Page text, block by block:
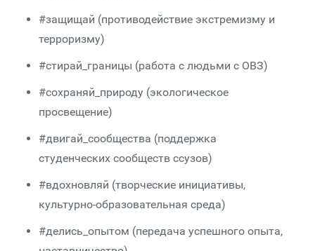
#защищай (противодействие экстремизму и
терроризму)
#стирай_границы (работа с людьми с ОВЗ)
#сохраняй_природу (экологическое
просвещение)
#двигай_сообщества (поддержка
студенческих сообществ ссузов)
#вдохновляй (творческие инициативы,
культурно-образовательная среда)
#делись_опытом (передача успешного опыта,